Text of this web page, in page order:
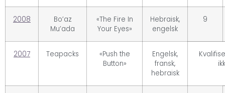
2008
Bo’az
Mu’ada
«The Fire In
Your Eyes»
Hebraisk,
engelsk
9
2007 Teapacks
«Push the
Button»
Engelsk,
fransk,
hebraisk